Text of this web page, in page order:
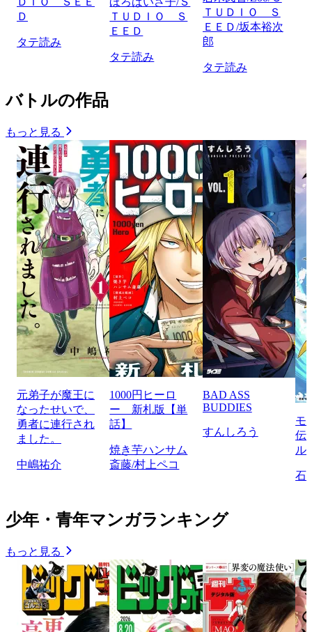
Ｄ
タテ読み
ＴＵＤＩＯ Ｓ
ＥＥＤ
タテ読み
ＴＵＤＩＯ Ｓ
ＥＥＤ/坂本裕次
郎
タテ読み
バトルの作品
もっと見る
元弟子が魔王に
なったせいで、
勇者に連行され
ました。
中嶋祐介
1000円ヒーロ
ー 新札版【単
話】
焼き芋ハンサム
斎藤/村上ペコ
BAD ASS
BUDDIES
すんしろう
モ
伝
ル
石
少年・青年マンガランキング
もっと見る